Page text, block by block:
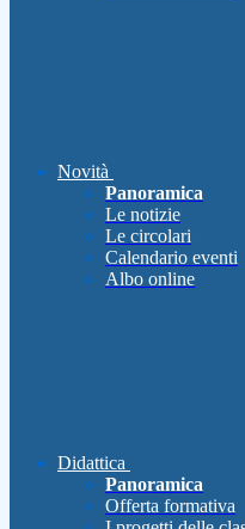
Novità
Panoramica
Le notizie
Le circolari
Calendario eventi
Albo online
Didattica
Panoramica
Offerta formativa